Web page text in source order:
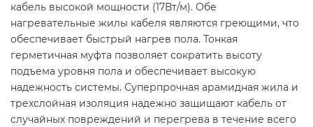
кабель высокой мощности (17Вт/м). Обе
нагревательные жилы кабеля являются греющими, что
обеспечивает быстрый нагрев пола. Тонкая
герметичная муфта позволяет сократить высоту
подъема уровня пола и обеспечивает высокую
надежность системы. Суперпрочная арамидная жила и
трехслойная изоляция надежно защищают кабель от
случайных повреждений и перегрева в течение всего